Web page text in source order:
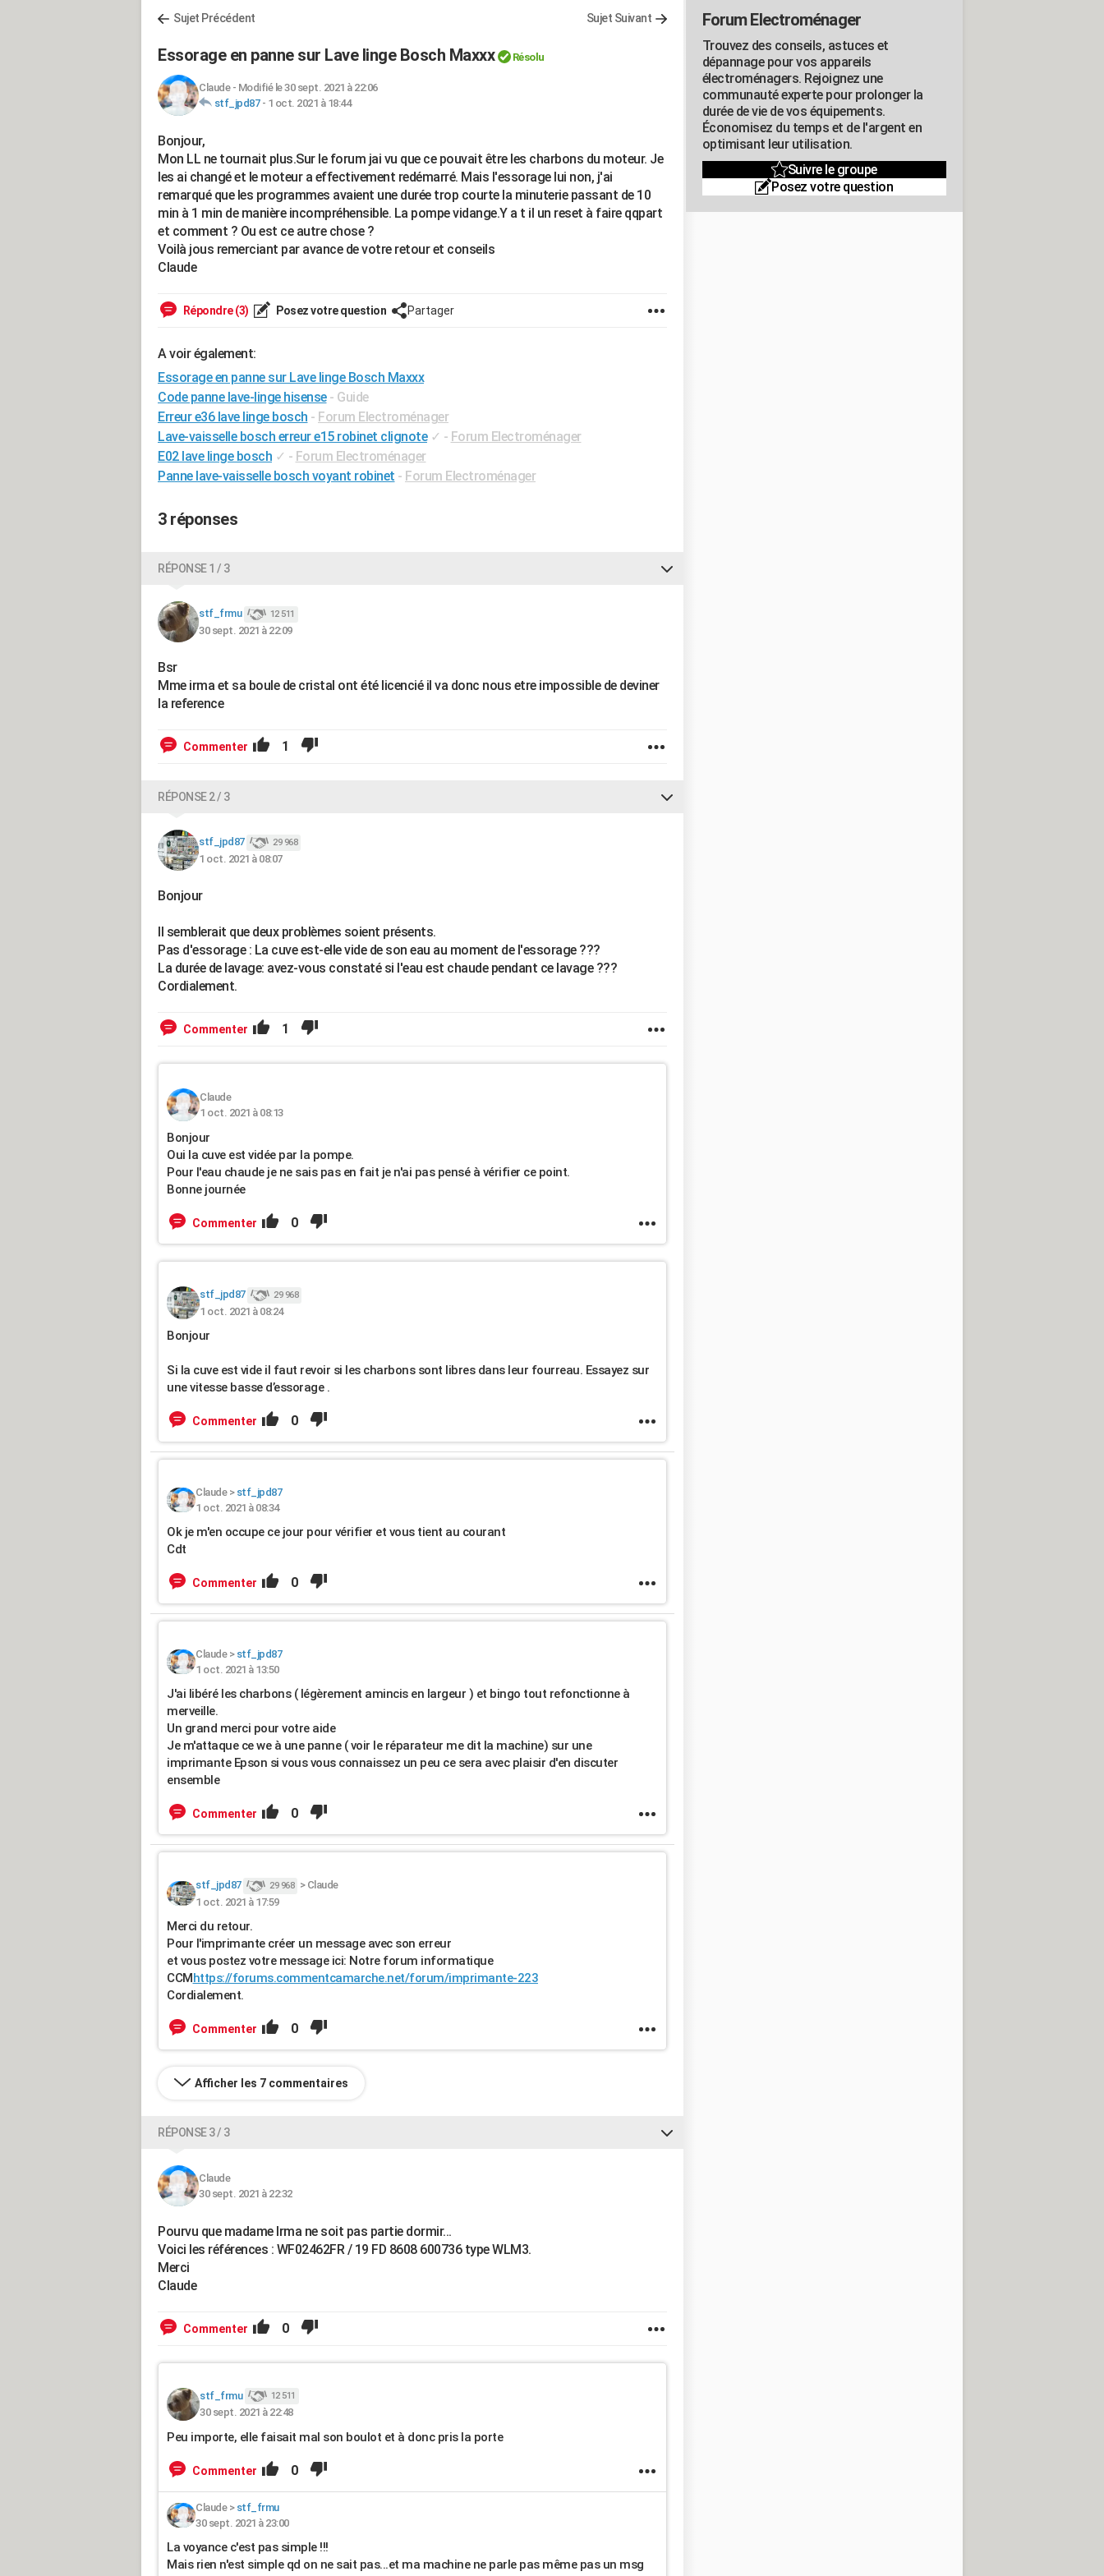
Sujet Précédent Sujet Suivant
Essorage en panne sur Lave linge Bosch Maxxx Résolu
Claude- Modifié le 30 sept. 2021 à 22:06
stf_jpd87- 1 oct. 2021 à 18:44
Bonjour,
Mon LL ne tournait plus.Sur le forum jai vu que ce pouvait être les charbons du moteur. Je
les ai changé et le moteur a effectivement redémarré. Mais l'essorage lui non, j'ai
remarqué que les programmes avaient une durée trop courte la minuterie passant de 10
min à 1 min de manière incompréhensible. La pompe vidange.Y a t il un reset à faire qqpart
et comment ? Ou est ce autre chose ?
Voilà jous remerciant par avance de votre retour et conseils
Claude
Répondre (3) Posez votre question Partager
A voir également:
Essorage en panne sur Lave linge Bosch Maxxx
Code panne lave-linge hisense - Guide
Erreur e36 lave linge bosch - Forum Electroménager
Lave-vaisselle bosch erreur e15 robinet clignote ✓ - Forum Electroménager
E02 lave linge bosch ✓ - Forum Electroménager
Panne lave-vaisselle bosch voyant robinet - Forum Electroménager
3 réponses
RÉPONSE 1 / 3
stf_frmu 12 511
30 sept. 2021 à 22:09
Bsr
Mme irma et sa boule de cristal ont été licencié il va donc nous etre impossible de deviner
la reference
Commenter 1
RÉPONSE 2 / 3
stf_jpd87 29 968
1 oct. 2021 à 08:07
Bonjour
Il semblerait que deux problèmes soient présents.
Pas d'essorage : La cuve est-elle vide de son eau au moment de l'essorage ???
La durée de lavage: avez-vous constaté si l'eau est chaude pendant ce lavage ???
Cordialement.
Commenter 1
Claude
1 oct. 2021 à 08:13
Bonjour
Oui la cuve est vidée par la pompe.
Pour l'eau chaude je ne sais pas en fait je n'ai pas pensé à vérifier ce point.
Bonne journée
Commenter 0
stf_jpd87 29 968
1 oct. 2021 à 08:24
Bonjour
Si la cuve est vide il faut revoir si les charbons sont libres dans leur fourreau. Essayez sur
une vitesse basse d’essorage .
Commenter 0
Claude> stf_jpd87
1 oct. 2021 à 08:34
Ok je m'en occupe ce jour pour vérifier et vous tient au courant
Cdt
Commenter 0
Claude> stf_jpd87
1 oct. 2021 à 13:50
J'ai libéré les charbons ( légèrement amincis en largeur ) et bingo tout refonctionne à
merveille.
Un grand merci pour votre aide
Je m'attaque ce we à une panne ( voir le réparateur me dit la machine) sur une
imprimante Epson si vous vous connaissez un peu ce sera avec plaisir d'en discuter
ensemble
Commenter 0
stf_jpd87 29 968 > Claude
1 oct. 2021 à 17:59
Merci du retour.
Pour l'imprimante créer un message avec son erreur
et vous postez votre message ici: Notre forum informatique
CCMhttps://forums.commentcamarche.net/forum/imprimante-223
Cordialement.
Commenter 0
Afficher les 7 commentaires
RÉPONSE 3 / 3
Claude
30 sept. 2021 à 22:32
Pourvu que madame Irma ne soit pas partie dormir...
Voici les références : WF02462FR / 19 FD 8608 600736 type WLM3.
Merci
Claude
Commenter 0
stf_frmu 12 511
30 sept. 2021 à 22:48
Peu importe, elle faisait mal son boulot et à donc pris la porte
Commenter 0
Claude> stf_frmu
30 sept. 2021 à 23:00
La voyance c'est pas simple !!!
Mais rien n'est simple qd on ne sait pas...et ma machine ne parle pas même pas un msg
Forum Electroménager
Trouvez des conseils, astuces et
dépannage pour vos appareils
électroménagers. Rejoignez une
communauté experte pour prolonger la
durée de vie de vos équipements.
Économisez du temps et de l'argent en
optimisant leur utilisation.
Suivre le groupe
Posez votre question